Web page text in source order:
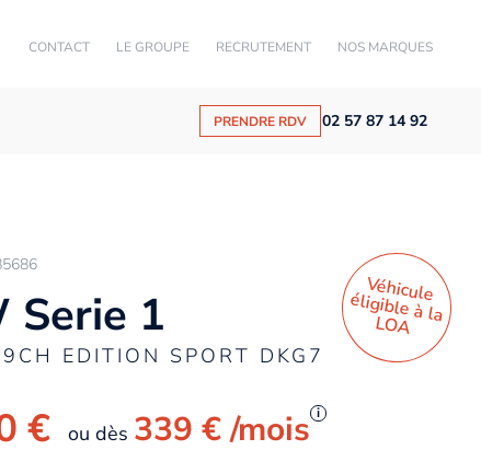
CONTACT LE GROUPE RECRUTEMENT NOS MARQUES
PRENDRE RDV 02 57 87 14 92
Serie 1
EDITION SPORT DKG7
€ ou dès 339 €/mois i
Véhicule
éligible à la
LO
A